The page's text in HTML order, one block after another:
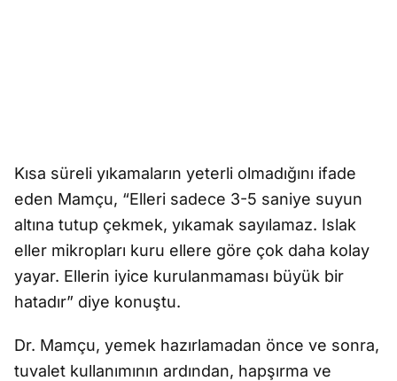
Kısa süreli yıkamaların yeterli olmadığını ifade
eden Mamçu, “Elleri sadece 3-5 saniye suyun
altına tutup çekmek, yıkamak sayılamaz. Islak
eller mikropları kuru ellere göre çok daha kolay
yayar. Ellerin iyice kurulanmaması büyük bir
hatadır” diye konuştu.
Dr. Mamçu, yemek hazırlamadan önce ve sonra,
tuvalet kullanımının ardından, hapşırma ve